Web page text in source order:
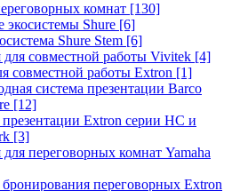
комнат [130]
экосистемы Shure [6]
Shure Stem [6]
совместной работы Vivitek [4]
совместной работы Extron [1]
система презентации Barco
[12]
Extron серии HC и
[3]
переговорных комнат Yamaha
переговорных Extron